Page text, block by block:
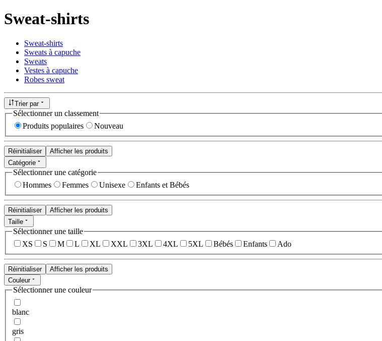
Sweat-shirts
Sweat-shirts
Sweats à capuche
Sweats
Vestes à capuche
Robes sweat
Trier par
Sélectionner un classement
Produits populaires
Nouveau
Réinitialiser
Afficher les produits
Catégorie
Sélectionner une catégorie
Hommes
Femmes Unisexe Enfants et Bébés
Réinitialiser
Afficher les produits
Taille
Sélectionner une taille
XS
S M L XL XXL 3XL 4XL 5XL Bébés Enfants Ado
Réinitialiser
Afficher les produits
Couleur
Sélectionner une couleur
blanc
gris